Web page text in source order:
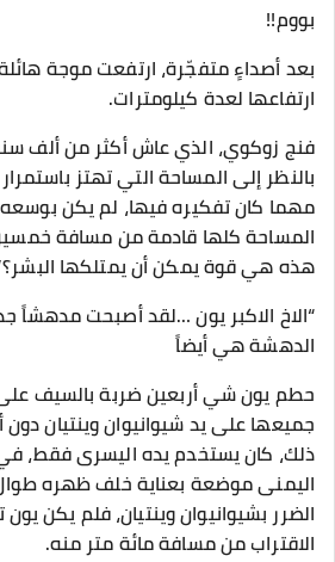
بووم!!
بعد أصداءٍ متفجّرة، ارتفعت موجة
ارتفاعها لعدة كيلومترات.
فنج زوكوي، الذي عاش أكثر من ألف
بالنظر إلى المساحة التي تهتز
مهما كان تفكيره فيها، لم يكن
المساحة كلها قادمة من مسافة
هذه هي قوة يمكن أن يمتلكها
“الاخ الاكبر يون …لقد أصبحت مدهشاً
الدهشة هي أيضاً
حطم يون شي أربعين ضربة بالسيف على
جميعها على يد شيوانيوان وينتيان
ذلك، كان يستخدم يده اليسرى فقط،
اليمنى موضعة بعناية خلف ظهره
الضرر بشيوانيوان وينتيان، فلم يكن
الاقتراب من مسافة مائة متر منه.